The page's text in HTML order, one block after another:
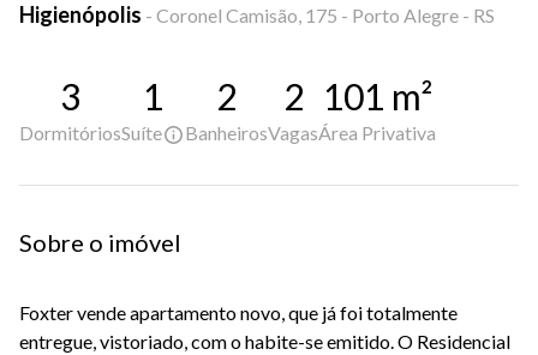
Higienópolis - Coronel Camisão, 175 - Porto Alegre - RS
3
Dormitórios
1
Suíte
2
Banheiros
2
Vagas
101 m²
Área Privativa
Sobre o imóvel
Foxter vende apartamento novo, que já foi totalmente
entregue, vistoriado, com o habite-se emitido. O Residencial